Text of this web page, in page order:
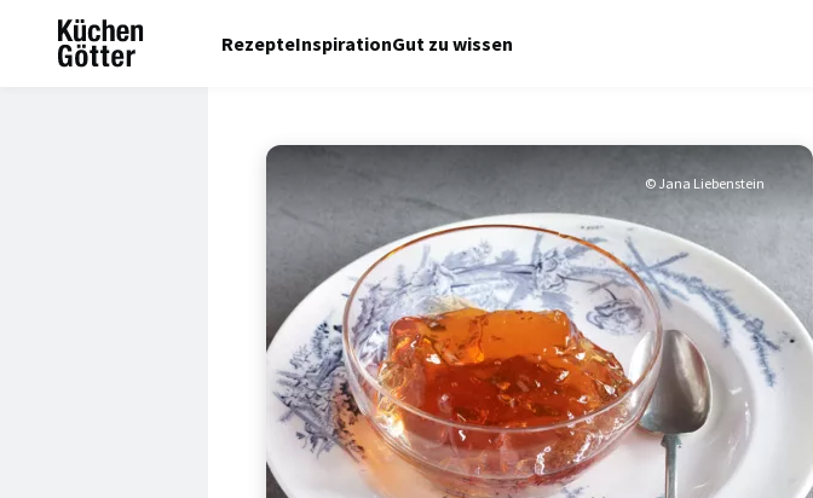
RezepteInspirationGut zu wissen
© Jana Liebenstein